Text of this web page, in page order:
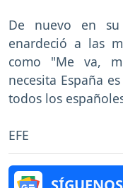
De nuevo en
enardeció a las
como "Me va,
necesita España
todos los
EFE